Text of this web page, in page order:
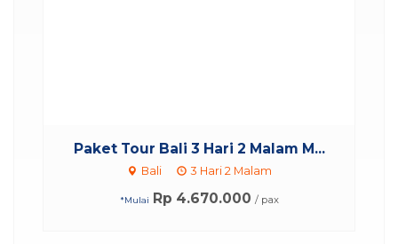
Paket Tour Bali 3 Hari 2 Malam M...
Bali 3 Hari 2 Malam
*Mulai Rp 4.670.000 / pax